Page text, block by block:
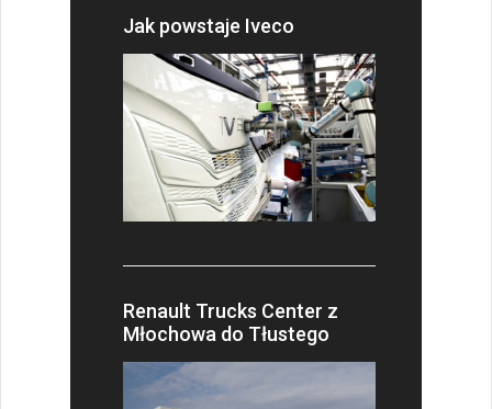
Jak powstaje Iveco
Renault Trucks Center z
Młochowa do Tłustego